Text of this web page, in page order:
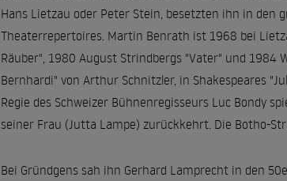
Hans Lietzau oder Peter Stein, besetzten ihn in den
Theaterrepertoires. Martin Benrath ist 1968 bei
Räuber", 1980 August Strindbergs "Vater" und 1984
Bernhardi" von Arthur Schnitzler, in Shakespeares
Regie des Schweizer Bühnenregisseurs Luc Bondy
seiner Frau (Jutta Lampe) zurückkehrt. Die Botho-
Bei Gründgens sah ihn Gerhard Lamprecht in den